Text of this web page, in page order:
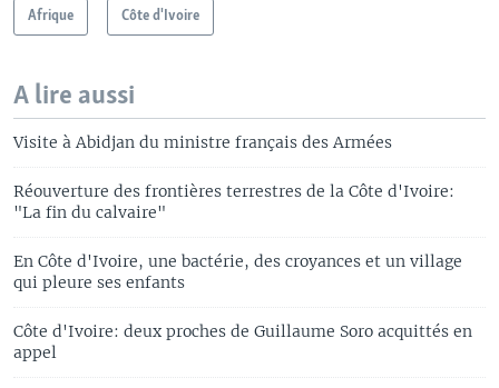
Afrique Côte d'Ivoire
A lire aussi
Visite à Abidjan du ministre français des Armées
Réouverture des frontières terrestres de la Côte d'Ivoire:
"La fin du calvaire"
En Côte d'Ivoire, une bactérie, des croyances et un village
qui pleure ses enfants
Côte d'Ivoire: deux proches de Guillaume Soro acquittés en
appel